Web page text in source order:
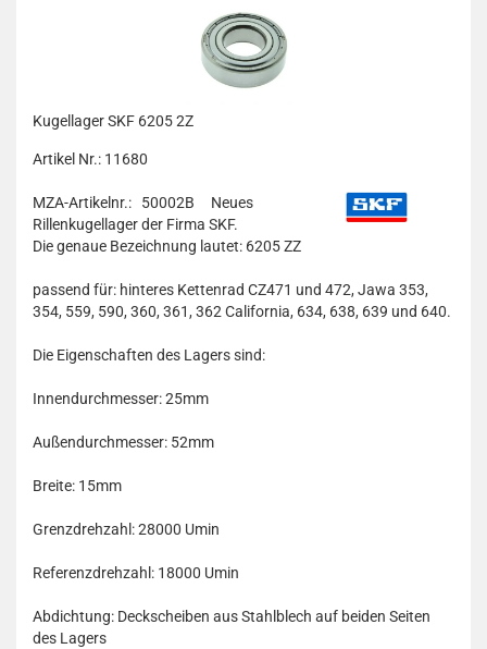
Kugellager SKF 6205 2Z
Artikel Nr.: 11680
MZA-Artikelnr.: 50002B
Neues
Rillenkugellager der Firma SKF.
Die genaue Bezeichnung lautet: 6205 ZZ
passend für: hinteres Kettenrad CZ471 und 472, Jawa 353,
354, 559, 590, 360, 361, 362 California, 634, 638, 639 und 640.
Die Eigenschaften des Lagers sind:
Innendurchmesser: 25mm
Außendurchmesser: 52mm
Breite: 15mm
Grenzdrehzahl: 28000 Umin
Referenzdrehzahl: 18000 Umin
Abdichtung: Deckscheiben aus Stahlblech auf beiden Seiten
des Lagers